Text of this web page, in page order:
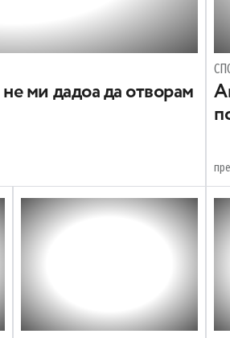
ми дадоа да отворам